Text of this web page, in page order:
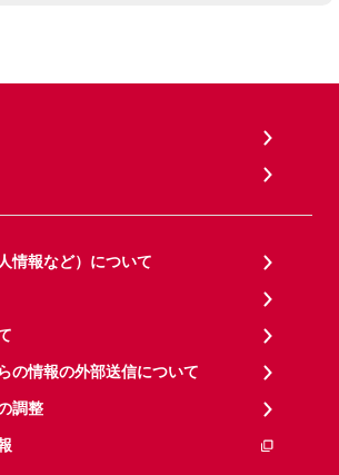
情報など）について
の情報の外部送信について
調整